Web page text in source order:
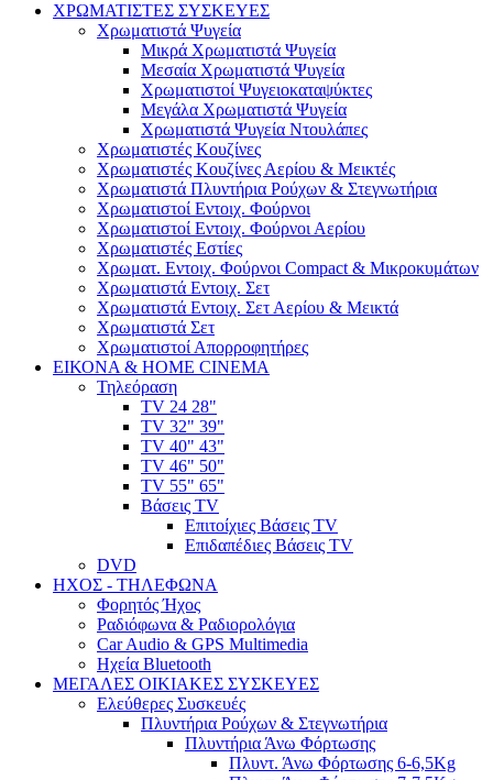
ΧΡΩΜΑΤΙΣΤΕΣ ΣΥΣΚΕΥΕΣ
Χρωματιστά Ψυγεία
Μικρά Χρωματιστά Ψυγεία
Μεσαία Χρωματιστά Ψυγεία
Χρωματιστοί Ψυγειοκαταψύκτες
Μεγάλα Χρωματιστά Ψυγεία
Χρωματιστά Ψυγεία Ντουλάπες
Χρωματιστές Κουζίνες
Χρωματιστές Κουζίνες Αερίου & Μεικτές
Χρωματιστά Πλυντήρια Ρούχων & Στεγνωτήρια
Χρωματιστοί Εντοιχ. Φούρνοι
Χρωματιστοί Εντοιχ. Φούρνοι Αερίου
Χρωματιστές Εστίες
Χρωματ. Εντοιχ. Φούρνοι Compact & Μικροκυμάτων
Χρωματιστά Εντοιχ. Σετ
Χρωματιστά Εντοιχ. Σετ Αερίου & Μεικτά
Χρωματιστά Σετ
Χρωματιστοί Απορροφητήρες
ΕΙΚΟΝΑ & HOME CINEMA
Τηλεόραση
TV 24 28"
TV 32" 39"
TV 40" 43"
TV 46" 50"
TV 55" 65"
Βάσεις TV
Επιτοίχιες Βάσεις TV
Επιδαπέδιες Βάσεις TV
DVD
ΗΧΟΣ - ΤΗΛΕΦΩΝΑ
Φορητός Ήχος
Ραδιόφωνα & Ραδιορολόγια
Car Audio & GPS Multimedia
Ηχεία Bluetooth
ΜΕΓΑΛΕΣ ΟΙΚΙΑΚΕΣ ΣΥΣΚΕΥΕΣ
Ελεύθερες Συσκευές
Πλυντήρια Ρούχων & Στεγνωτήρια
Πλυντήρια Άνω Φόρτωσης
Πλυντ. Άνω Φόρτωσης 6-6,5Kg